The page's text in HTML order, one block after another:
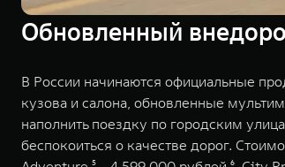
Обновленный
В России начинаются официальные
кузова и салона, обновленные
наполнить поездку по городским
беспокоиться о качестве дорог.